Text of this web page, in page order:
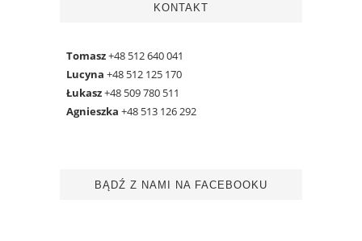
KONTAKT
Tomasz+48 512 640 041
Lucyna +48 512 125 170
Łukasz+48 509 780 511
Agnieszka +48 513 126 292
BĄDŹ Z NAMI NA FACEBOOKU